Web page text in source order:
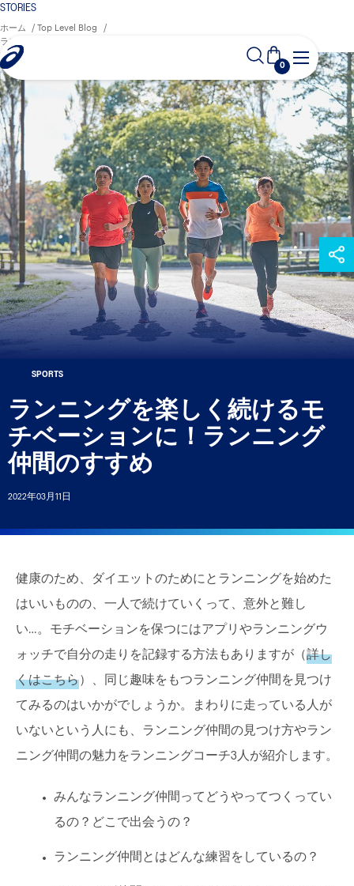
exclusive discounts and more
Rewards.
0
STORIES
ホーム
Top Level Blog
ランニングを楽しく続けるモチベーションに！ランニング仲間のすすめ
SPORTS
ランニングを楽しく続けるモ
チベーションに！ランニング
仲間のすすめ
2022年03月11日
健康のため、ダイエットのためにとランニングを始めた
はいいものの、一人で続けていくって、意外と難し
い…。モチベーションを保つにはアプリやランニングウ
ォッチで自分の走りを記録する方法もありますが（ 詳し
くはこちら ）、同じ趣味をもつランニング仲間を見つけ
てみるのはいかがでしょうか。まわりに走っている人が
いないという人にも、ランニング仲間の見つけ方やラン
ニング仲間の魅力をランニングコーチ3人が紹介します。
みんなランニング仲間ってどうやってつくってい
るの？どこで出会うの？
ランニング仲間とはどんな練習をしているの？